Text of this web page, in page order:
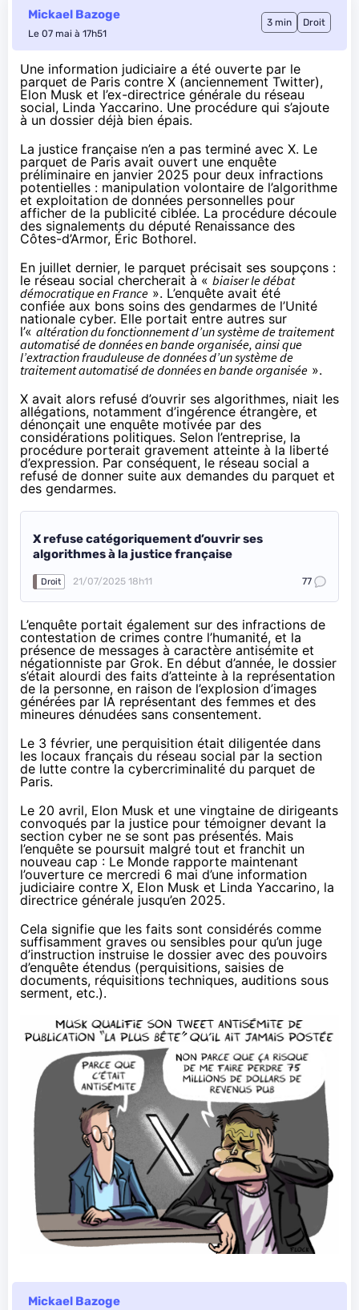
Mickael Bazoge
Le 07 mai à 17h51
3 min Droit
Une information judiciaire a été ouverte par le
parquet de Paris contre X (anciennement Twitter),
Elon Musk et l’ex-directrice générale du réseau
social, Linda Yaccarino. Une procédure qui s’ajoute
à un dossier déjà bien épais.
La justice française n’en a pas terminé avec X. Le
parquet de Paris avait ouvert une enquête
préliminaire en janvier 2025 pour deux infractions
potentielles : manipulation volontaire de l’algorithme
et exploitation de données personnelles pour
afficher de la publicité ciblée. La procédure découle
des signalements du député Renaissance des
Côtes-d’Armor, Éric Bothorel.
En juillet dernier, le parquet précisait ses soupçons :
le réseau social chercherait à « biaiser le débat
démocratique en France ». L’enquête avait été
confiée aux bons soins des gendarmes de l’Unité
nationale cyber. Elle portait entre autres sur
l’« altération du fonctionnement d’un système de traitement
automatisé de données en bande organisée, ainsi que
l’extraction frauduleuse de données d’un système de
traitement automatisé de données en bande organisée ».
X avait alors refusé d’ouvrir ses algorithmes, niait les
allégations, notamment d’ingérence étrangère, et
dénonçait une enquête motivée par des
considérations politiques. Selon l’entreprise, la
procédure porterait gravement atteinte à la liberté
d’expression. Par conséquent, le réseau social a
refusé de donner suite aux demandes du parquet et
des gendarmes.
X refuse catégoriquement d’ouvrir ses
algorithmes à la justice française
Droit 21/07/2025 18h11 77
L’enquête portait également sur des infractions de
contestation de crimes contre l’humanité, et la
présence de messages à caractère antisémite et
négationniste par Grok. En début d’année, le dossier
s’était alourdi des faits d’atteinte à la représentation
de la personne, en raison de l’explosion d’images
générées par IA représentant des femmes et des
mineures dénudées sans consentement.
Le 3 février, une perquisition était diligentée dans
les locaux français du réseau social par la section
de lutte contre la cybercriminalité du parquet de
Paris.
Le 20 avril, Elon Musk et une vingtaine de dirigeants
convoqués par la justice pour témoigner devant la
section cyber ne se sont pas présentés. Mais
l’enquête se poursuit malgré tout et franchit un
nouveau cap : Le Monderapporte maintenant
l’ouverture ce mercredi 6 mai d’une information
judiciaire contre X, Elon Musk et Linda Yaccarino, la
directrice générale jusqu’en 2025.
Cela signifie que les faits sont considérés comme
suffisamment graves ou sensibles pour qu’un juge
d’instruction instruise le dossier avec des pouvoirs
d’enquête étendus (perquisitions, saisies de
documents, réquisitions techniques, auditions sous
serment, etc.).
Mickael Bazoge